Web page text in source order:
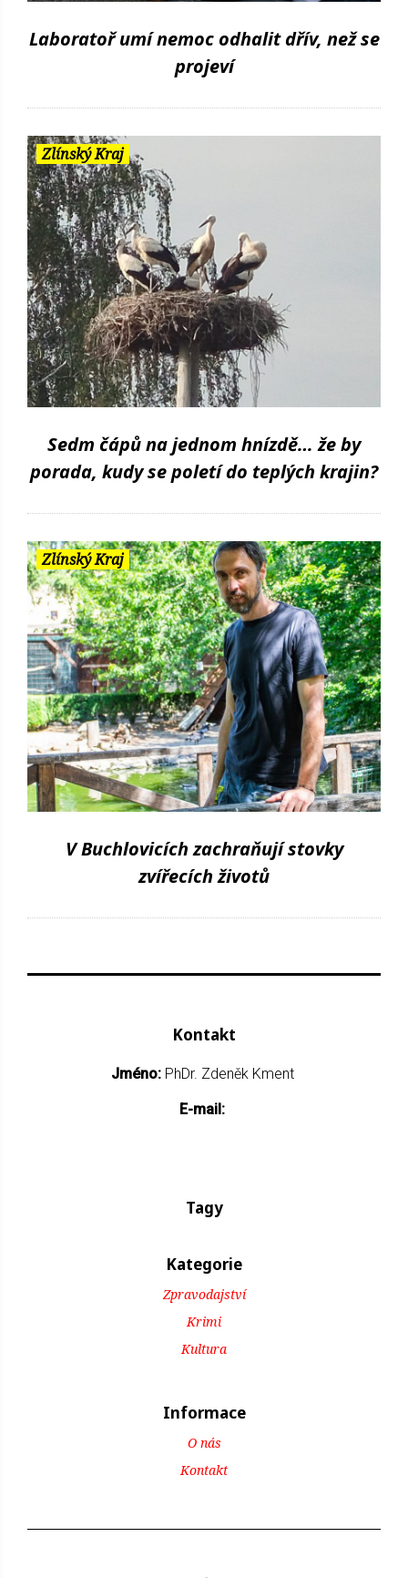
Laboratoř umí nemoc odhalit dřív, než se
projeví
Zlínský Kraj
Sedm čápů na jednom hnízdě… že by
porada, kudy se poletí do teplých krajin?
Zlínský Kraj
V Buchlovicích zachraňují stovky
zvířecích životů
Kontakt
Jméno: PhDr. Zdeněk Kment
E-mail:
Tagy
Kategorie
Zpravodajství
Krimi
Kultura
Informace
O nás
Kontakt